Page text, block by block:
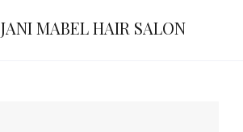
JANI MABEL HAIR SALON